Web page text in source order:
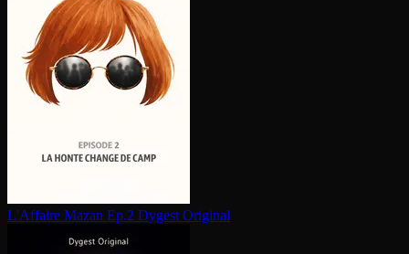
L'Affaire Mazan Ep.2 Dygest Original